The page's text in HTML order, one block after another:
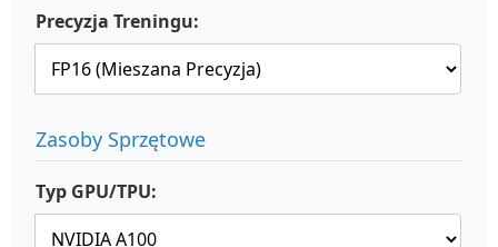
Precyzja Treningu:
Zasoby Sprzętowe
Typ GPU/TPU: